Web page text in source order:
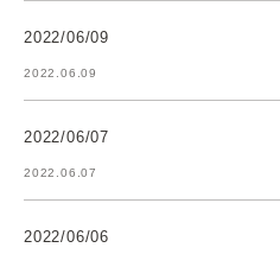
2022/06/09
2022.06.09
2022/06/07
2022.06.07
2022/06/06